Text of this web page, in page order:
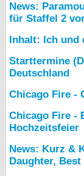
News:
für Staffel 2
Inhalt: Ich und
Starttermine
Deutschland
Chicago Fire -
Chicago Fire -
Hochzeitsfeier
News: Kurz &
Daughter,